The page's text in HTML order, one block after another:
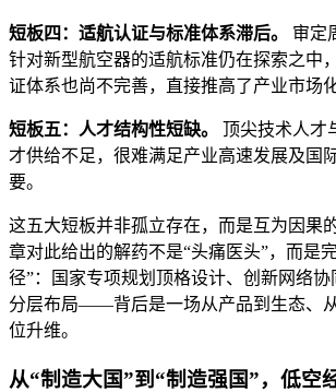
短板四：适航认证与标准体系滞后。
审定
针对新型航空器的适航标准仍在探索之中
证体系也尚不完善，直接推高了产业市场
短板五：人才结构性短缺。
顶尖技术人才
才供给不足，很难满足产业高速发展及国
要。
这五大短板并非孤立存在，而是互为因果
章对此给出的解药不是“头痛医头”，而是
径”：国家专项规划顶格设计、创新网络
分层布局——背后是一场从产品到生态、
位升维。
从“制造大国”到“制造强国”，低空